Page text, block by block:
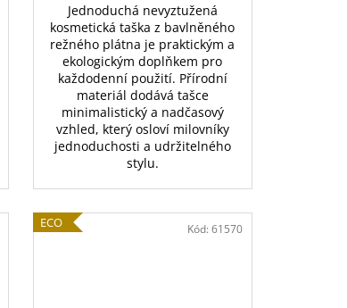
Jednoduchá nevyztužená
kosmetická taška z bavlněného
režného plátna je praktickým a
ekologickým doplňkem pro
každodenní použití. Přírodní
materiál dodává tašce
minimalistický a nadčasový
vzhled, který osloví milovníky
jednoduchosti a udržitelného
stylu.
ECO Kód: 61570